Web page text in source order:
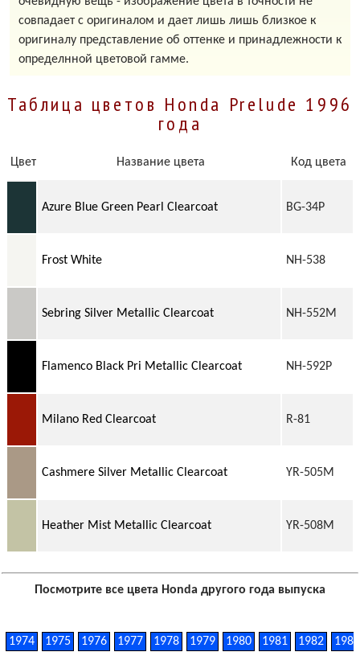
совпадает с оригиналом и дает лишь лишь близкое к
оригиналу представление об оттенке и принадлежности к
определнной цветовой гамме.
Таблица цветов Honda Prelude 1996
года
Цвет Название цвета Код цвета
Azure Blue Green Pearl Clearcoat BG-34P
Frost White NH-538
Sebring Silver Metallic Clearcoat NH-552M
Flamenco Black Pri Metallic Clearcoat NH-592P
Milano Red Clearcoat R-81
Cashmere Silver Metallic Clearcoat YR-505M
Heather Mist Metallic Clearcoat YR-508M
Посмотрите все цвета Honda другого года выпуска
1974 1975 1976 1977 1978 1979 1980 1981 1982
198